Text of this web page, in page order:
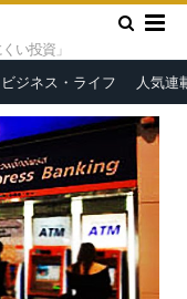
い投資」
ビジネス・ライフ 人気連
融資を受けるなら現地